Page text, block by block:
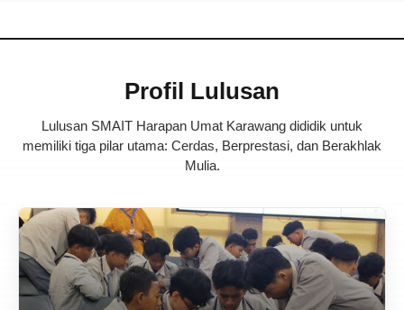
Profil Lulusan
Lulusan SMAIT Harapan Umat Karawang dididik untuk
memiliki tiga pilar utama: Cerdas, Berprestasi, dan Berakhlak
Mulia.